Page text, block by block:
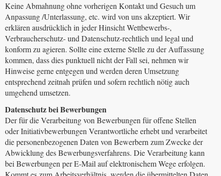
Keine Abmahnung ohne vorherigen Kontakt und Gesuch um
Anpassung /Unterlassung, etc. wird von uns akzeptiert. Wir
erklären ausdrücklich in jeder Hinsicht Wettbewerbs-,
Verbraucherschutz- und Datenschutz-rechtlich und legal und
konform zu agieren. Sollte eine externe Stelle zu der Auffassung
kommen, dass dies punktuell nicht der Fall sei, nehmen wir
Hinweise gerne entgegen und werden deren Umsetzung
entsprechend zeitnah prüfen und sofern rechtlich nötig auch
umgehend umsetzen.
Datenschutz bei Bewerbungen
Der für die Verarbeitung von Bewerbungen für offene Stellen
oder Initiativbewerbungen Verantwortliche erhebt und verarbeitet
die personenbezogenen Daten von Bewerbern zum Zwecke der
Abwicklung des Bewerbungsverfahrens. Die Verarbeitung kann
bei Bewerbungen per E-Mail auf elektronischem Wege erfolgen.